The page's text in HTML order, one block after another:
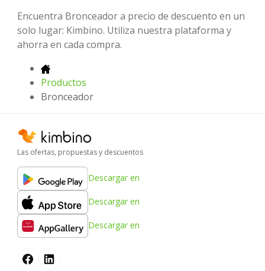
Encuentra Bronceador a precio de descuento en un
solo lugar: Kimbino. Utiliza nuestra plataforma y
ahorra en cada compra.
Productos
Bronceador
Las ofertas, propuestas y descuentos
Descargar en
Descargar en
Descargar en